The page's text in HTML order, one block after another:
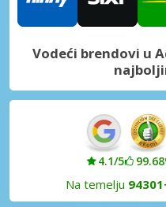
Vodeći brendovi u
4.1/5
Na temelju